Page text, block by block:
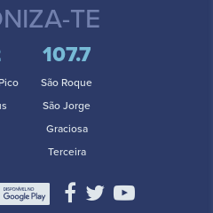
TE
107.7
São Roque
São Jorge
Graciosa
Terceira